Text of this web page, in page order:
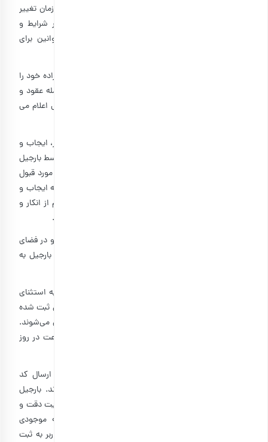
واقع نموده اند. این شرایط و قوانین ممکن است در طول زمان تغییر
کند. استفادۀ کاربران از وب­سایت، پس از هر بار تغییر در شرایط و
قوانین، به معنی پذیرش تغییرات مذکور است. این قوانین برای
۴- ۱: کاربران با عضویت در بارجیل و استفاده از آن قصد و اراده خود را
نسبت به پذیرش انعقاد هرگونه اقدام و عمل حقوقی از جمله عقود و
معاملات از راه دور و از طریق سامانۀ رایانه ای و الکترونیکی اعلام می
۴- ۲: کلیه رویه های حقوقی و فنی اعم از احراز هویت کاربر، ایجاب و
قبول، امضای الکترونیکی و تاییدیه های مرتبط ارائه شده توسط بارجیل
جهت انعقاد قرارداد الکترونیکی با کاربران از طریق وب­سایت، مورد قبول
کاربران بوده و هرگونه روش فنی جهت تنظیم قرارداد از جمله ایجاب و
قبول به مثابه توافق کتبی است. کاربران هرگونه ادعایی اعم از انکار و
تردید نسبت به قرارداد الکترونیکی را از خود سلب می نمایند.
۴- ۳: با توجه به انعقاد قرارداد حاضر به صورت الکترونیکی و در فضای
مجازی، کاربران موافقت خود را نسبت به تعیین اقامتگاه بارجیل به
۴-۴: روز کاری به معنی روزهای شنبه تا پنج‌شنبه هر هفته، به استثنای
تعطیلات عمومی و رسمی در ایران است و کلیه سفارش‏‌های ثبت شده
در طول روزهای کاری و اولین روز پس از تعطیلات پردازش می‌‏شوند.
وب­سایت بارجیل به کاربرات خود در ۷ روز هفته و ۲۴ ساعت در روز
۴-۵: کلیه سفارش‌‏های ثبت شده در وب­سایت به وسیله ارسال کد
سفارش از طریق پیام کوتاه، در صف پردازش قرار می‏‌گیرند. بارجیل
همواره در ارسال و تحویل کلیه سفارش‌‏های ثبت شده، نهایت دقت و
تلاش خود را انجام می‌دهد. باوجوداین، در صورتی که موجودی
محصولی در فروشگاه به پایان برسد، حتی پس از اقدام کاربر به ثبت